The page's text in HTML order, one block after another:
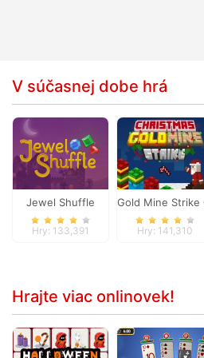
V súčasnej dobe hrá
Jewel Shuffle
Hry: 133,391
Gold Mine Strike
Hry: 141,310
Hrajte viac onlinovek!